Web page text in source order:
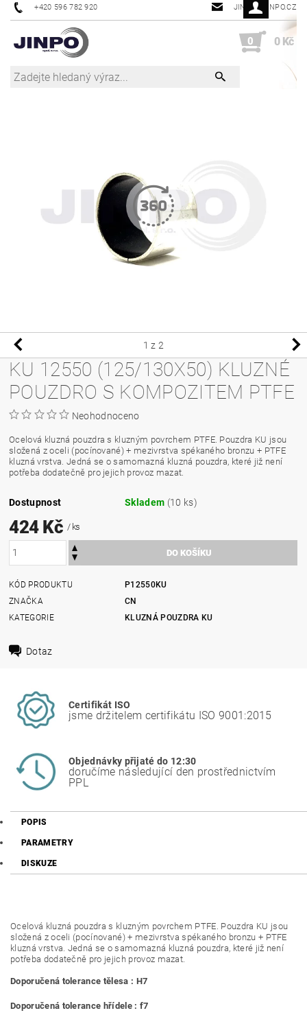
+420 596 782 920 JINPO@JINPO.CZ
0 0 Kč
1 z 2
KU 12550 (125/130X50) KLUZNÉ
POUZDRO S KOMPOZITEM PTFE
Neohodnoceno
Ocelová kluzná pouzdra s kluzným povrchem PTFE. Pouzdra KU jsou
složená z oceli (pocínované) + mezivrstva spékaného bronzu + PTFE
kluzná vrstva. Jedná se o samomazná kluzná pouzdra, které již není
potřeba dodatečně pro jejich provoz mazat.
Dostupnost Skladem (10 ks)
424 Kč / ks
KÓD PRODUKTU
P12550KU
ZNAČKA
CN
KATEGORIE
KLUZNÁ POUZDRA KU
Dotaz
Certifikát ISO
jsme držitelem certifikátu ISO 9001:2015
Objednávky přijaté do 12:30
doručíme následující den prostřednictvím
PPL
POPIS
PARAMETRY
DISKUZE
Ocelová kluzná pouzdra s kluzným povrchem PTFE. Pouzdra KU jsou
složená z oceli (pocínované) + mezivrstva spékaného bronzu + PTFE
kluzná vrstva. Jedná se o samomazná kluzná pouzdra, které již není
potřeba dodatečně pro jejich provoz mazat.
Doporučená tolerance tělesa : H7
Doporučená tolerance hřídele : f7